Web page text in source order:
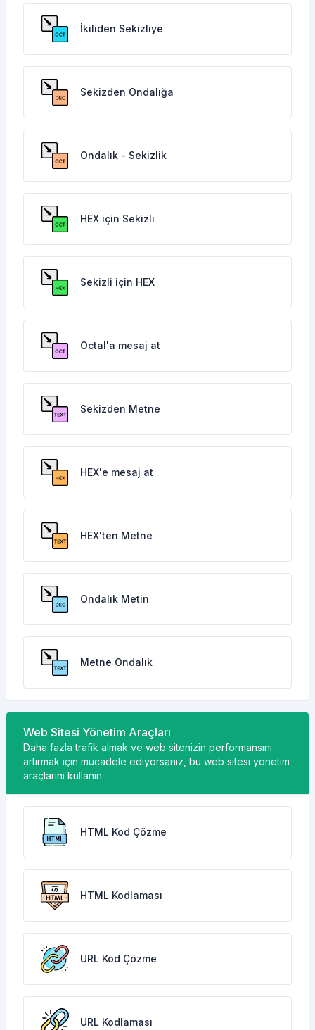
İkiliden Sekizliye
Sekizden Ondalığa
Ondalık - Sekizlik
HEX için Sekizli
Sekizli için HEX
Octal'a mesaj at
Sekizden Metne
HEX'e mesaj at
HEX'ten Metne
Ondalık Metin
Metne Ondalık
Web Sitesi Yönetim Araçları
Daha fazla trafik almak ve web sitenizin performansını
artırmak için mücadele ediyorsanız, bu web sitesi yönetim
araçlarını kullanın.
HTML Kod Çözme
HTML Kodlaması
URL Kod Çözme
URL Kodlaması